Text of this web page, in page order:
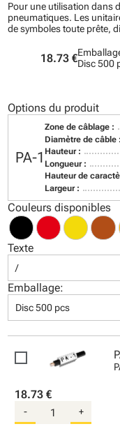
Pour une utilisation dans
pneumatiques. Les
de symboles toute prête,
18.73 €Disc500
Options du produit
PA-1
Zone de câblage :
Diamètre de câble :
Hauteur :
Longueur :
Hauteur de
Largeur :
Couleurs disponibles
Texte
/
Emballage:
Disc 500 pcs
18.73 €
- +